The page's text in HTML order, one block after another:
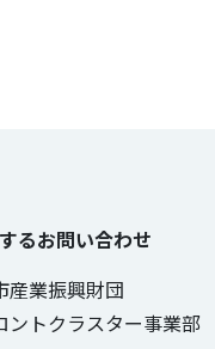
るお問い合わせ
業振興財団
ントクラスター事業部